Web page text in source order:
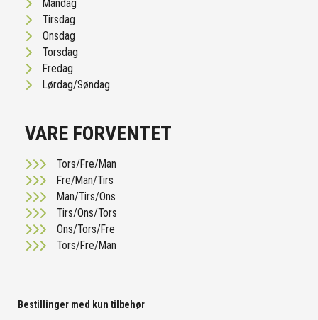
Mandag
Tirsdag
Onsdag
Torsdag
Fredag
Lørdag/Søndag
VARE FORVENTET
Tors/Fre/Man
Fre/Man/Tirs
Man/Tirs/Ons
Tirs/Ons/Tors
Ons/Tors/Fre
Tors/Fre/Man
Bestillinger med kun tilbehør